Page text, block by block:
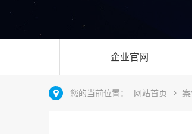
企业官网
您的当前位置： 网站首页